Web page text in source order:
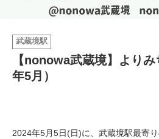
特集
連載
武蔵境駅
【nonowa武蔵境】より
年5月）
2024年5月5日(日)に、武蔵境駅最寄